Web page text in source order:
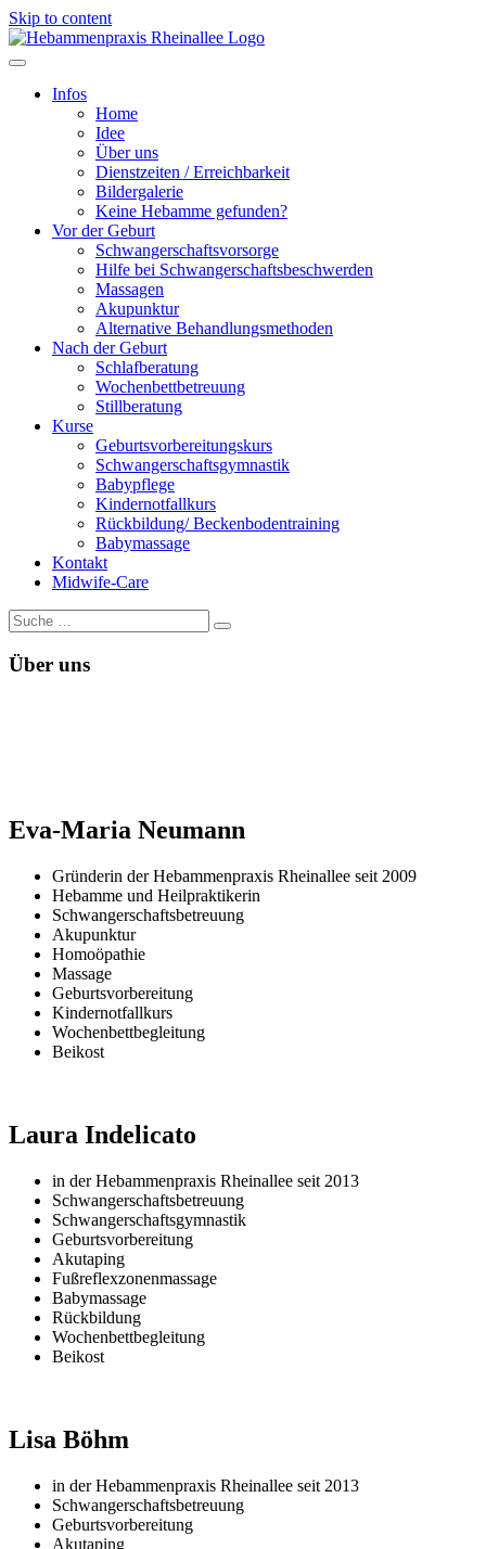
Skip to content
Infos
Home
Idee
Über uns
Dienstzeiten / Erreichbarkeit
Bildergalerie
Keine Hebamme gefunden?
Vor der Geburt
Schwangerschaftsvorsorge
Hilfe bei Schwangerschaftsbeschwerden
Massagen
Akupunktur
Alternative Behandlungsmethoden
Nach der Geburt
Schlafberatung
Wochenbettbetreuung
Stillberatung
Kurse
Geburtsvorbereitungskurs
Schwangerschaftsgymnastik
Babypflege
Kindernotfallkurs
Rückbildung/ Beckenbodentraining
Babymassage
Kontakt
Midwife-Care
Über uns
Eva-Maria Neumann
Gründerin der Hebammenpraxis Rheinallee seit 2009
Hebamme und Heilpraktikerin
Schwangerschaftsbetreuung
Akupunktur
Homoöpathie
Massage
Geburtsvorbereitung
Kindernotfallkurs
Wochenbettbegleitung
Beikost
Laura Indelicato
in der Hebammenpraxis Rheinallee seit 2013
Schwangerschaftsbetreuung
Schwangerschaftsgymnastik
Geburtsvorbereitung
Akutaping
Fußreflexzonenmassage
Babymassage
Rückbildung
Wochenbettbegleitung
Beikost
Lisa Böhm
in der Hebammenpraxis Rheinallee seit 2013
Schwangerschaftsbetreuung
Geburtsvorbereitung
Akutaping